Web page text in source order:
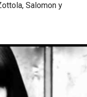
Salomon y